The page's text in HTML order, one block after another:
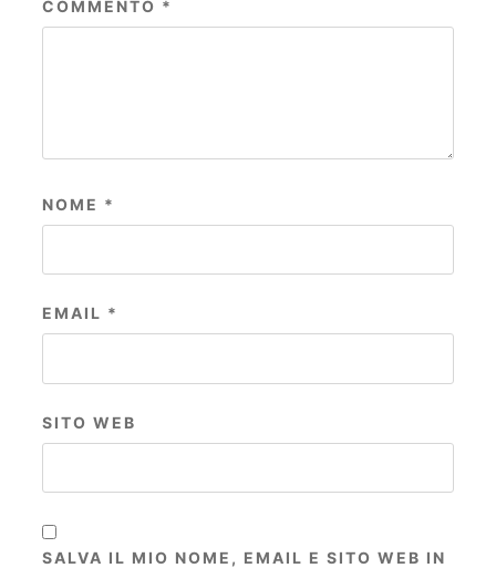
COMMENTO *
NOME *
EMAIL *
SITO WEB
SALVA IL MIO NOME, EMAIL E SITO WEB IN